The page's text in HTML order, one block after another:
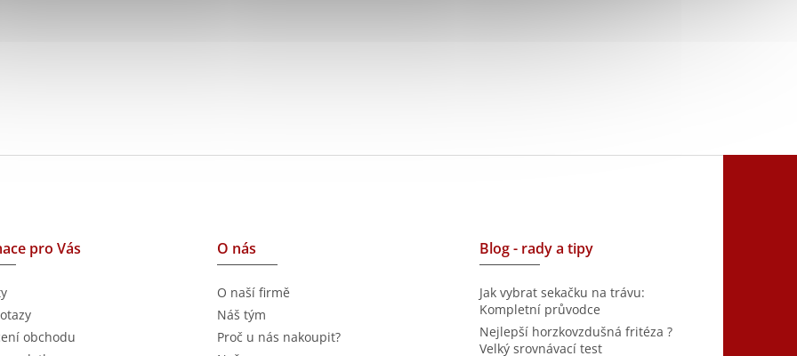
pro Vás
obchodu
O nás
O naší firmě
Náš tým
Proč u nás nakoupit?
Blog - rady a tipy
Jak vybrat sekačku na trávu:
Kompletní průvodce
Nejlepší horzkovzdušná fritéza ?
Velký srovnávací test